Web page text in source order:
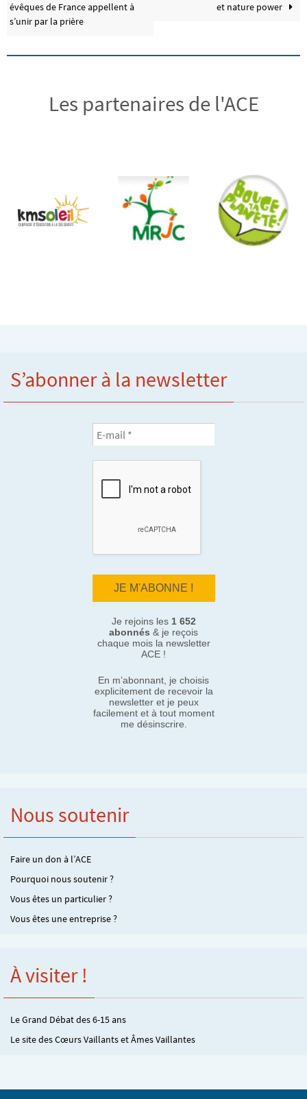
évêques de France appellent à
s’unir par la prière
et nature power
Les partenaires de l'ACE
S’abonner à la newsletter
Je rejoins les 1 652
abonnés & je reçois
chaque mois la newsletter
ACE !
En m’abonnant, je choisis
explicitement de recevoir la
newsletter et je peux
facilement et à tout moment
me désinscrire.
Nous soutenir
Faire un don à l’ACE
Pourquoi nous soutenir ?
Vous êtes un particulier ?
Vous êtes une entreprise ?
À visiter !
Le Grand Débat des 6-15 ans
Le site des Cœurs Vaillants et Âmes Vaillantes